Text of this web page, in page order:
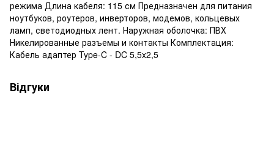
режима Длина кабеля: 115 см Предназначен для питания
ноутбуков, роутеров, инверторов, модемов, кольцевых
ламп, светодиодных лент. Наружная оболочка: ПВХ
Никелированные разъемы и контакты Комплектация:
Кабель адаптер Type-C - DC 5,5x2,5
Відгуки